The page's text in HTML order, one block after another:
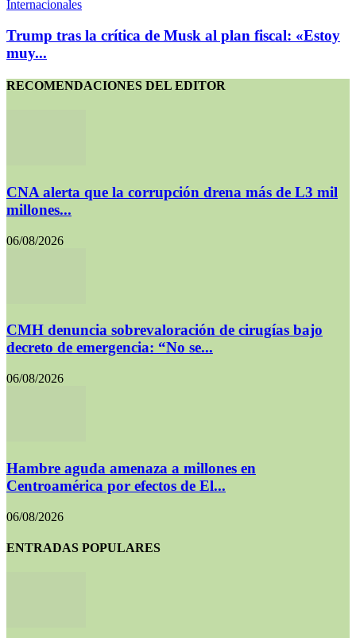
Internacionales
Trump tras la crítica de Musk al plan fiscal: «Estoy
muy...
RECOMENDACIONES DEL EDITOR
CNA alerta que la corrupción drena más de L3 mil
millones...
06/08/2026
CMH denuncia sobrevaloración de cirugías bajo
decreto de emergencia: “No se...
06/08/2026
Hambre aguda amenaza a millones en
Centroamérica por efectos de El...
06/08/2026
ENTRADAS POPULARES